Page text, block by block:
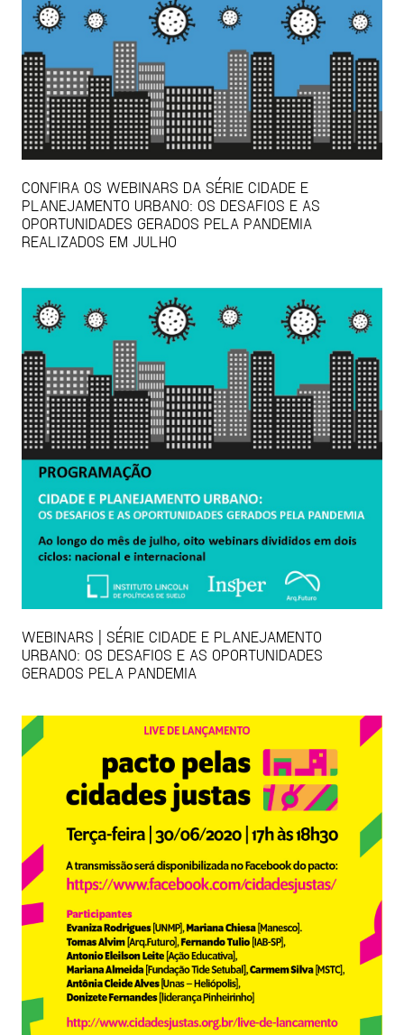
CONFIRA OS WEBINARS DA SÉRIE CIDADE E
PLANEJAMENTO URBANO: OS DESAFIOS E AS
OPORTUNIDADES GERADOS PELA PANDEMIA
REALIZADOS EM JULHO
WEBINARS | SÉRIE CIDADE E PLANEJAMENTO
URBANO: OS DESAFIOS E AS OPORTUNIDADES
GERADOS PELA PANDEMIA